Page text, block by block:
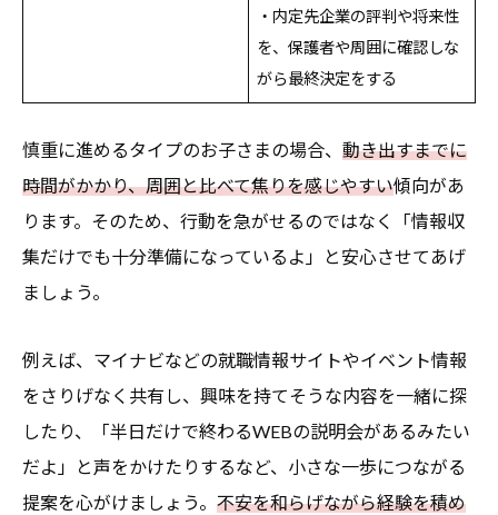
・内定先企業の評判や将来性
を、保護者や周囲に確認しな
がら最終決定をする
慎重に進めるタイプのお子さまの場合、 動き出すまでに
時間がかかり、周囲と比べて焦りを感じやすい傾向があ
ります。そのため、行動を急がせるのではなく「情報収
集だけでも十分準備になっているよ」と安心させてあげ
ましょう。
例えば、マイナビなどの就職情報サイトやイベント情報
をさりげなく共有し、興味を持てそうな内容を一緒に探
したり、「半日だけで終わるWEBの説明会があるみたい
だよ」と声をかけたりするなど、小さな一歩につながる
提案を心がけましょう。 不安を和らげながら経験を積め